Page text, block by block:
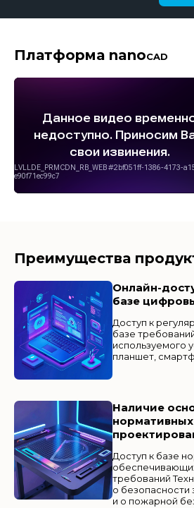
Платформа nanoCAD
Преимущества
Онлайн-
базе
Доступ к
базе
используемого
планшет,
Наличие
Доступ к базе
требований
о безопасности
и о пожарной